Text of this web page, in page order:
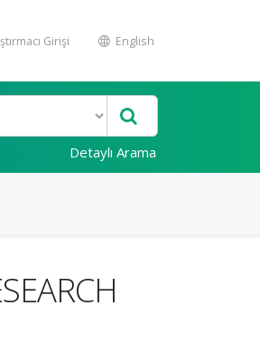
Girişi English
Detaylı Arama